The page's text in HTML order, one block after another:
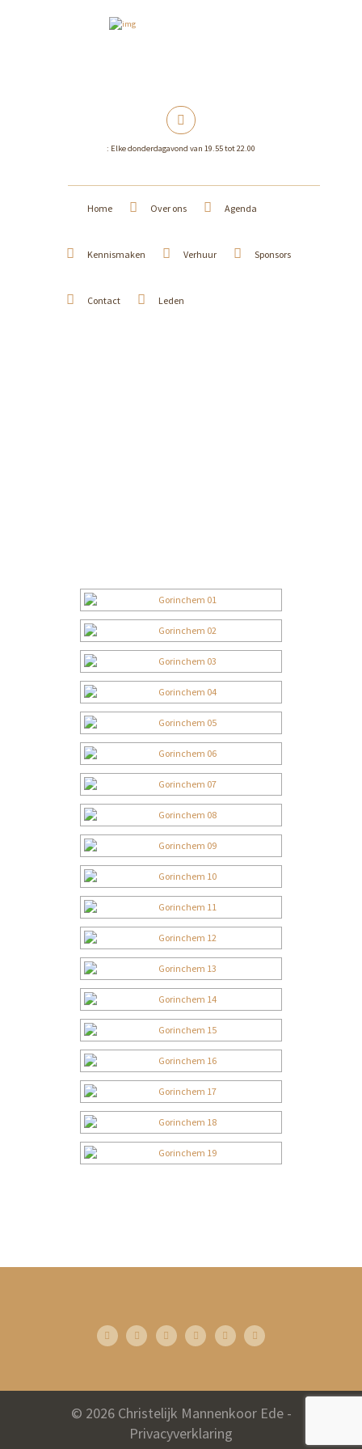
: Elke donderdagavond van 19.55 tot 22.00
Home Over ons Agenda
Kennismaken Verhuur Sponsors
Contact Leden
© 2026 Christelijk Mannenkoor Ede -
Privacyverklaring